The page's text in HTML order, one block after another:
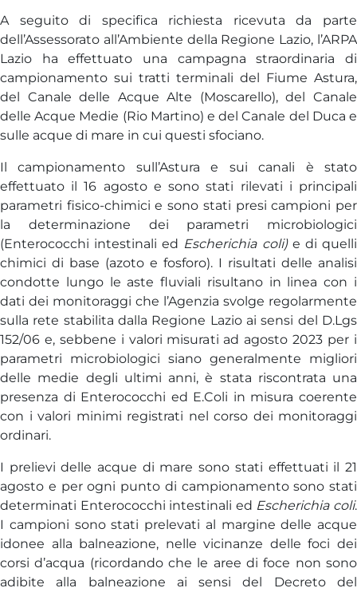
A seguito di specifica richiesta ricevuta da parte
dell’Assessorato all’Ambiente della Regione Lazio, l’ARPA
Lazio ha effettuato una campagna straordinaria di
campionamento sui tratti terminali del Fiume Astura,
del Canale delle Acque Alte (Moscarello), del Canale
delle Acque Medie (Rio Martino) e del Canale del Duca e
sulle acque di mare in cui questi sfociano.
Il campionamento sull’Astura e sui canali è stato
effettuato il 16 agosto e sono stati rilevati i principali
parametri fisico-chimici e sono stati presi campioni per
la determinazione dei parametri microbiologici
(Enterococchi intestinali ed Escherichia coli)e di quelli
chimici di base (azoto e fosforo). I risultati delle analisi
condotte lungo le aste fluviali risultano in linea con i
dati dei monitoraggi che l’Agenzia svolge regolarmente
sulla rete stabilita dalla Regione Lazio ai sensi del D.Lgs
152/06 e, sebbene i valori misurati ad agosto 2023 per i
parametri microbiologici siano generalmente migliori
delle medie degli ultimi anni, è stata riscontrata una
presenza di Enterococchi ed E.Coli in misura coerente
con i valori minimi registrati nel corso dei monitoraggi
ordinari.
I prelievi delle acque di mare sono stati effettuati il 21
agosto e per ogni punto di campionamento sono stati
determinati Enterococchi intestinali ed Escherichia coli.
I campioni sono stati prelevati al margine delle acque
idonee alla balneazione, nelle vicinanze delle foci dei
corsi d’acqua (ricordando che le aree di foce non sono
adibite alla balneazione ai sensi del Decreto del